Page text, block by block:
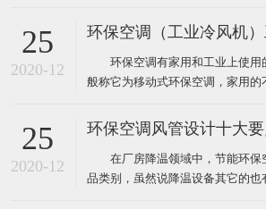
到制冷空调同样的效果，既达到了
又节约了电能和开支，环保空调降
现在绝大多数企业都安装了这样
大家介绍厂房降温使用
25
2020-12
环保空调有家用和工业上使用
般称它为移动式环保空调，家用的
只需要挑选到质量比较好的品牌就
使用环保空调就不一样了，因为它
要比家用更复杂，所以一般工业
空调工程都需要根据环境
25
2020-12
环保空调风管设计十大要
在厂房降温领域中，节能环保
品类别，虽然说降温设备其它的也